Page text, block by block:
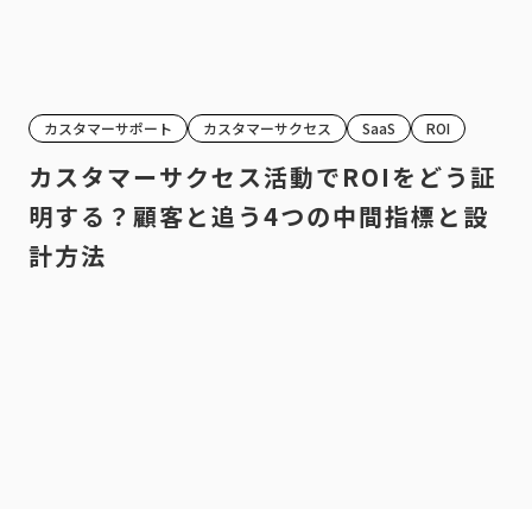
カスタマーサポート カスタマーサクセス SaaS ROI
カスタマーサクセス活動でROIをどう証
明する？顧客と追う4つの中間指標と設
計方法